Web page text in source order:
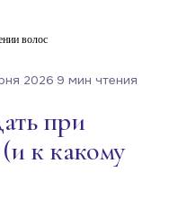
волос
2026·9 мин чтения
при
к какому